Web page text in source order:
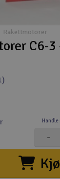
LEGO
Rakettmotorer
C6-
Handle
-